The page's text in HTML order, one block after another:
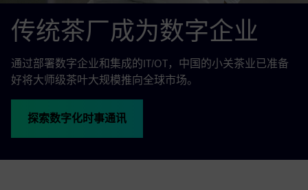
传统茶厂成为数字企业
通过部署数字企业和集成的IT/OT，中国的小关茶业已准备
好将大师级茶叶大规模推向全球市场。
探索数字化时事通讯